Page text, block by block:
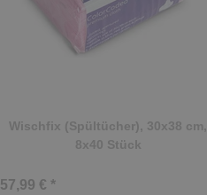
Wischfix (Spültücher), 30x38 cm,
8x40 Stück
57,99 € *